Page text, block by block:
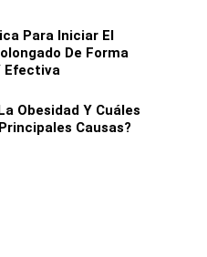
Para Iniciar El
De Forma
Efectiva
Obesidad Y Cuáles
Causas?